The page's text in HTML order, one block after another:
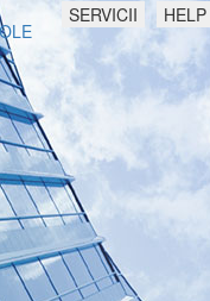
SERVICII HELP